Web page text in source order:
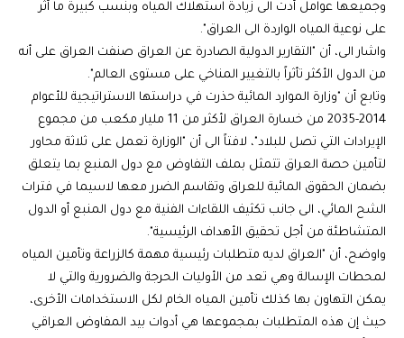
وجميعها عوامل أدت الى زيادة استهلاك المياه وبنسب كبيرة ما أثر
على نوعية المياه الواردة الى العراق".
واشار الى، أن "التقارير الدولية الصادرة عن العراق صنفت العراق على أنه
من الدول الأكثر تأثراً بالتغيير المناخي على مستوى العالم".
وتابع أن "وزارة الموارد المائية حذرت في دراستها الاستراتيجية للأعوام
2014-2035 من خسارة العراق لأكثر من 11 مليار مكعب من مجموع
الإيرادات التي تصل للبلاد"، لافتاً الى أن "الوزارة تعمل على ثلاثة محاور
لتأمين حصة العراق تتمثل بملف التفاوض مع دول المنبع بما يتعلق
بضمان الحقوق المائية للعراق وتقاسم الضرر معها لاسيما في فترات
الشح المائي، الى جانب تكثيف اللقاءات الفنية مع دول المنبع أو الدول
المتشاطئة من أجل تحقيق الأهداف الرئيسية".
واوضح، أن "العراق لديه متطلبات رئيسية مهمة كالزراعة وتأمين المياه
لمحطات الإسالة وهي تعد من الأوليات الحرجة والضرورية والتي لا
يمكن التهاون بها كذلك تأمين المياه الخام لكل الاستخدامات الأخرى،
حيث إن هذه المتطلبات بمجموعها هي أدوات بيد المفاوض العراقي